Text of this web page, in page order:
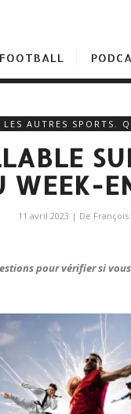
FOOTBALL
LES AUTRES SPORTS ,
WEEK-
11 avril 2023 | De François
pour vérifier si